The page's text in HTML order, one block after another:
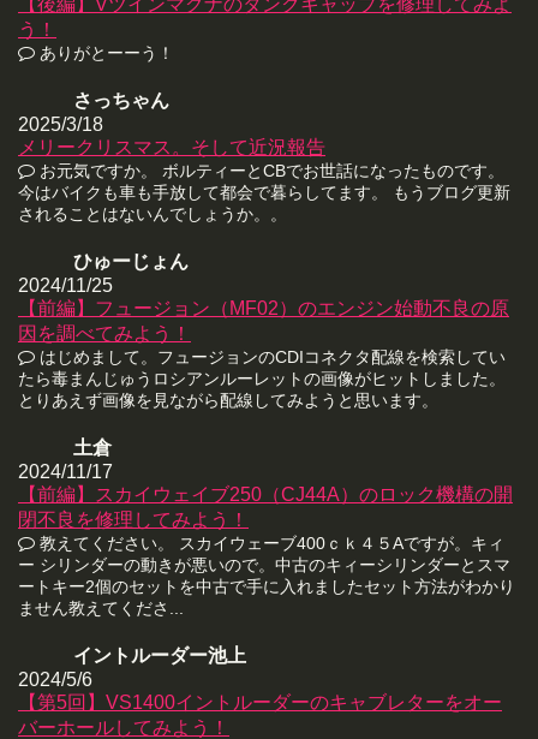
う！
ありがとーーう！
さっちゃん
2025/3/18
メリークリスマス。そして近況報告
お元気ですか。 ボルティーとCBでお世話になったものです。
今はバイクも車も手放して都会で暮らしてます。 もうブログ更新
されることはないんでしょうか。。
ひゅーじょん
2024/11/25
【前編】フュージョン（MF02）のエンジン始動不良の原
因を調べてみよう！
はじめまして。フュージョンのCDIコネクタ配線を検索してい
たら毒まんじゅうロシアンルーレットの画像がヒットしました。
とりあえず画像を見ながら配線してみようと思います。
土倉
2024/11/17
【前編】スカイウェイブ250（CJ44A）のロック機構の開
閉不良を修理してみよう！
教えてください。 スカイウェーブ400ｃｋ４５Aですが。キィ
ー シリンダーの動きが悪いので。中古のキィーシリンダーとスマ
ートキー2個のセットを中古で手に入れましたセット方法がわかり
ません教えてくださ...
イントルーダー池上
2024/5/6
【第5回】VS1400イントルーダーのキャブレターをオー
バーホールしてみよう！